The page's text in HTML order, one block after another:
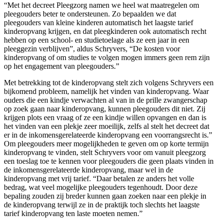
“Met het decreet Pleegzorg namen we heel wat maatregelen om
pleegouders beter te ondersteunen. Zo bepaalden we dat
pleegouders van kleine kinderen automatisch het laagste tarief
kinderopvang krijgen, en dat pleegkinderen ook automatisch recht
hebben op een school- en studietoelage als ze een jaar in een
pleeggezin verblijven”, aldus Schryvers, “De kosten voor
kinderopvang of om studies te volgen mogen immers geen rem zijn
op het engagement van pleegouders.”
Met betrekking tot de kinderopvang stelt zich volgens Schryvers een
bijkomend probleem, namelijk het vinden van kinderopvang. Waar
ouders die een kindje verwachten al van in de prille zwangerschap
op zoek gaan naar kinderopvang, kunnen pleegouders dit niet. Zij
krijgen plots een vraag of ze een kindje willen opvangen en dan is
het vinden van een plekje zeer moeilijk, zelfs al stelt het decreet dat
er in de inkomensgerelateerde kinderopvang een voorrangsrecht is.”
Om pleegouders meer mogelijkheden te geven om op korte termijn
kinderopvang te vinden, stelt Schryvers voor om vanuit pleegzorg
een toeslag toe te kennen voor pleegouders die geen plaats vinden in
de inkomensgerelateerde kinderopvang, maar wel in de
kinderopvang met vrij tarief. “Daar betalen ze anders het volle
bedrag, wat veel mogelijke pleegouders tegenhoudt. Door deze
bepaling zouden zij breder kunnen gaan zoeken naar een plekje in
de kinderopvang terwijl ze in de praktijk toch slechts het laagste
tarief kinderopvang ten laste moeten nemen.”